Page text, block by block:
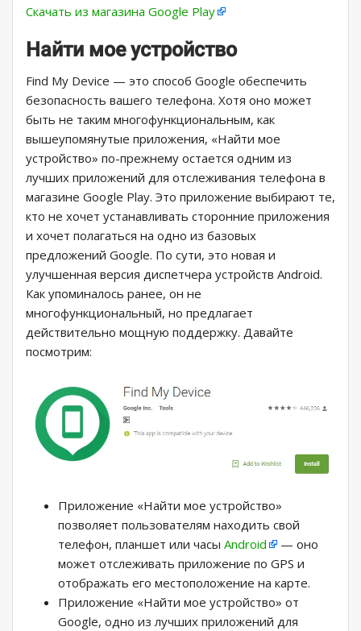
Скачать из магазина Google Play
Найти мое устройство
Find My Device — это способ Google обеспечить
безопасность вашего телефона. Хотя оно может
быть не таким многофункциональным, как
вышеупомянутые приложения, «Найти мое
устройство» по-прежнему остается одним из
лучших приложений для отслеживания телефона в
магазине Google Play. Это приложение выбирают те,
кто не хочет устанавливать сторонние приложения
и хочет полагаться на одно из базовых
предложений Google. По сути, это новая и
улучшенная версия диспетчера устройств Android.
Как упоминалось ранее, он не
многофункциональный, но предлагает
действительно мощную поддержку. Давайте
посмотрим:
Приложение «Найти мое устройство»
позволяет пользователям находить свой
телефон, планшет или часы Android
— оно
может отслеживать приложение по GPS и
отображать его местоположение на карте.
Приложение «Найти мое устройство» от
Google, одно из лучших приложений для